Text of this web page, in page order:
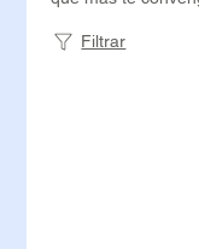
Filtrar